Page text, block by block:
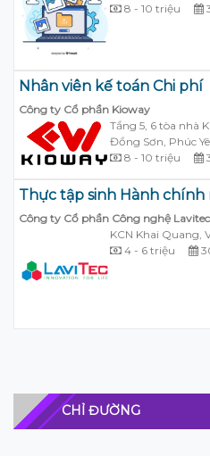
8 - 10 triệu
Nhân viên kế toán Chi phí
Công ty Cổ phần Kioway
Tầng 5, 6 tòa nhà
Đồng Sơn, Phúc
8 - 10 triệu
Thực tập sinh Hành chính
Công ty Cổ phần Công nghệ Lavitec
KCN Khai Quang,
4 - 6 triệu
CHỈ ĐƯỜNG